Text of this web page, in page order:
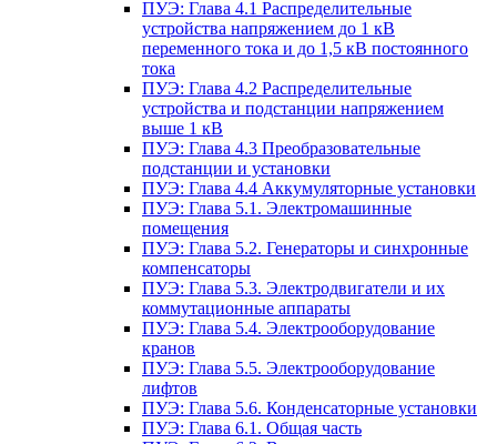
ПУЭ: Глава 4.1 Распределительные
устройства напряжением до 1 кВ
переменного тока и до 1,5 кВ постоянного
тока
ПУЭ: Глава 4.2 Распределительные
устройства и подстанции напряжением
выше 1 кВ
ПУЭ: Глава 4.3 Преобразовательные
подстанции и установки
ПУЭ: Глава 4.4 Аккумуляторные установки
ПУЭ: Глава 5.1. Электромашинные
помещения
ПУЭ: Глава 5.2. Генераторы и синхронные
компенсаторы
ПУЭ: Глава 5.3. Электродвигатели и их
коммутационные аппараты
ПУЭ: Глава 5.4. Электрооборудование
кранов
ПУЭ: Глава 5.5. Электрооборудование
лифтов
ПУЭ: Глава 5.6. Конденсаторные установки
ПУЭ: Глава 6.1. Общая часть